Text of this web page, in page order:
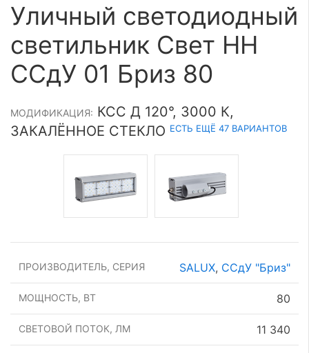
Уличный светодиодный
светильник Свет НН
ССдУ 01 Бриз 80
МОДИФИКАЦИЯ: КСС Д 120°, 3000 К,
ЗАКАЛЁННОЕ СТЕКЛО ЕСТЬ ЕЩЁ 47 ВАРИАНТОВ
ПРОИЗВОДИТЕЛЬ, СЕРИЯ SALUX, ССдУ "Бриз"
МОЩНОСТЬ, ВТ 80
СВЕТОВОЙ ПОТОК, ЛМ 11 340